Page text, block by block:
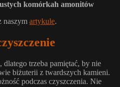
naszym artykule.
trzeba pamiętać, by nie
biżuterii z twardszych kamieni.
podczas czyszczenia. Nie